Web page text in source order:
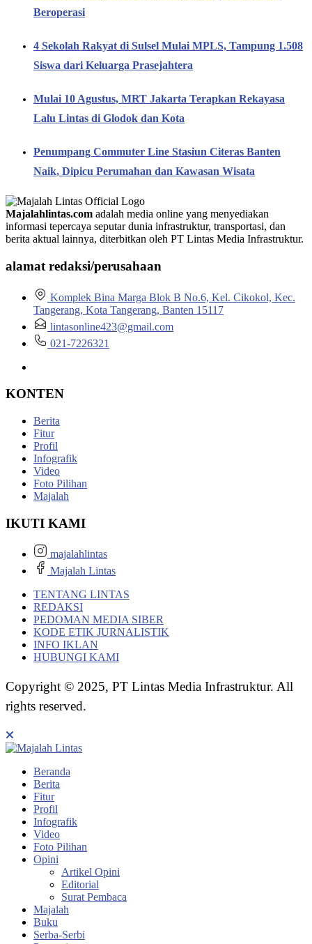
Beroperasi
4 Sekolah Rakyat di Sulsel Mulai MPLS, Tampung 1.508
Siswa dari Keluarga Prasejahtera
Mulai 10 Agustus, MRT Jakarta Terapkan Rekayasa
Lalu Lintas di Glodok dan Kota
Penumpang Commuter Line Stasiun Citeras Banten
Naik, Dipicu Perumahan dan Kawasan Wisata
Majalahlintas.com adalah media online yang menyediakan
informasi tepercaya seputar dunia infrastruktur, transportasi, dan
berita aktual lainnya, diterbitkan oleh PT Lintas Media Infrastruktur.
alamat redaksi/perusahaan
Komplek Bina Marga Blok B No.6, Kel. Cikokol, Kec.
Tangerang, Kota Tangerang, Banten 15117
lintasonline423@gmail.com
021-7226321
KONTEN
Berita
Fitur
Profil
Infografik
Video
Foto Pilihan
Majalah
IKUTI KAMI
majalahlintas
Majalah Lintas
TENTANG LINTAS
REDAKSI
PEDOMAN MEDIA SIBER
KODE ETIK JURNALISTIK
INFO IKLAN
HUBUNGI KAMI
Copyright © 2025, PT Lintas Media Infrastruktur. All
rights reserved.
Beranda
Berita
Fitur
Profil
Infografik
Video
Foto Pilihan
Opini
Artikel Opini
Editorial
Surat Pembaca
Majalah
Buku
Serba-Serbi